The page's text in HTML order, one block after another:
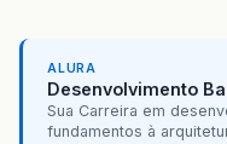
ALURA
Desenvolvimento
Sua Carreira em
fundamentos à